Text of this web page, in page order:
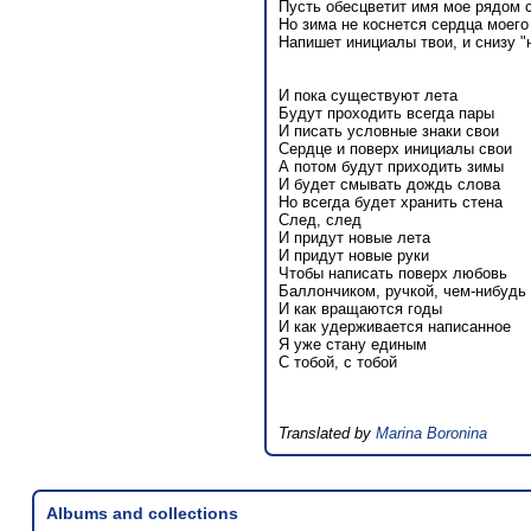
Пусть обесцветит имя мое рядом
Но зима не коснется сердца моего
Напишет инициалы твои, и снизу
И пока существуют лета
Будут проходить всегда пары
И писать условные знаки свои
Сердце и поверх инициалы свои
А потом будут приходить зимы
И будет смывать дождь слова
Но всегда будет хранить стена
След, след
И придут новые лета
И придут новые руки
Чтобы написать поверх любовь
Баллончиком, ручкой, чем-нибудь
И как вращаются годы
И как удерживается написанное
Я уже стану единым
С тобой, с тобой
Translated by Marina Boronina
Albums and collections